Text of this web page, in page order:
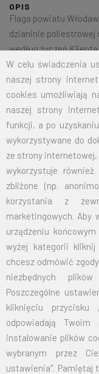
W celu świadczenia
naszej strony
cookies umożliwiają
naszej strony
funkcji, a po
wykorzystywane do
ze strony
wykorzystuje
zbliżone (np.
korzystania z
marketingowych. Aby
urządzeniu
wyżej kategorii
chcesz odmówić
niezbędnych
Poszczególne
kliknięciu przycisku
odpowiadają
instalowanie plików
wybranym przez
ustawienia". Pamiętaj
OPIS
Flaga powiatu
dzianinie poliestrowej
według życzeń Klienta.
Na życzenie klienta
flagi. Przy
indywidualnie.
ROZMIAR
70X110
100X160
EMAIL:
TELEFON:600 42 11